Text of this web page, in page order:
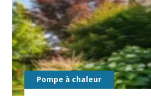
Pompe à chaleur